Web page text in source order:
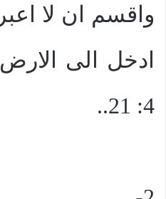
واقسم ان لا
ادخل الى
4: 21..